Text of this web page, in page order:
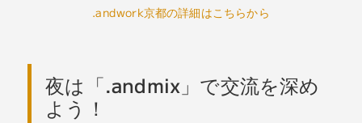
.andwork京都の詳細はこちらから
夜は「.andmix」で交流を深め
よう！